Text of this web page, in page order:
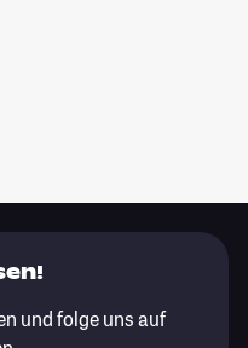
und folge uns auf